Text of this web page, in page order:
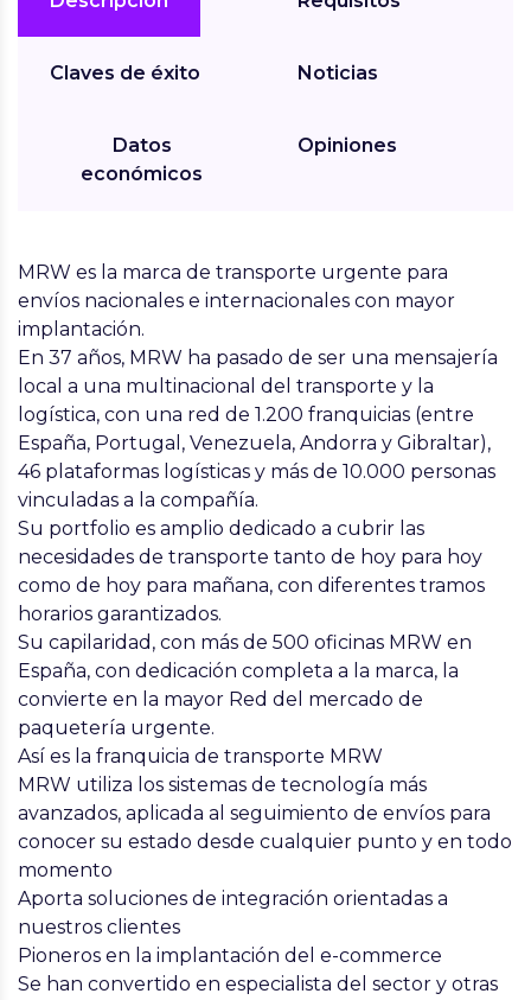
Claves de éxito
Datos
económicos
Noticias
Opiniones
MRW es la marca de transporte urgente para
envíos nacionales e internacionales con mayor
implantación.
En 37 años, MRW ha pasado de ser una mensajería
local a una multinacional del transporte y la
logística, con una red de 1.200 franquicias (entre
España, Portugal, Venezuela, Andorra y Gibraltar),
46 plataformas logísticas y más de 10.000 personas
vinculadas a la compañía.
Su portfolio es amplio dedicado a cubrir las
necesidades de transporte tanto de hoy para hoy
como de hoy para mañana, con diferentes tramos
horarios garantizados.
Su capilaridad, con más de 500 oficinas MRW en
España, con dedicación completa a la marca, la
convierte en la mayor Red del mercado de
paquetería urgente.
Así es la franquicia de transporte MRW
MRW utiliza los sistemas de tecnología más
avanzados, aplicada al seguimiento de envíos para
conocer su estado desde cualquier punto y en todo
momento
Aporta soluciones de integración orientadas a
nuestros clientes
Pioneros en la implantación del e-commerce
Se han convertido en especialista del sector y otras